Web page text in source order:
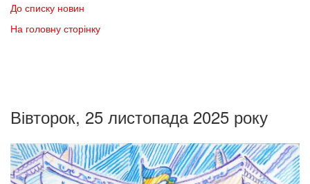
До списку новин
На головну сторінку
Вівторок, 25 листопада 2025 року